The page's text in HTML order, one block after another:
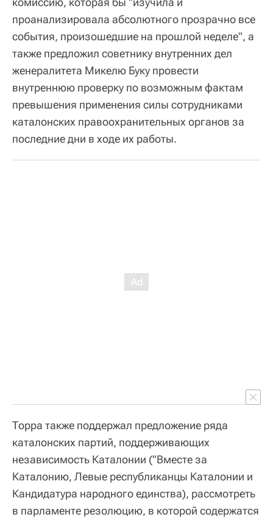
проанализировала абсолютного прозрачно все
события, произошедшие на прошлой неделе", а
также предложил советнику внутренних дел
женералитета Микелю Буку провести
внутреннюю проверку по возможным фактам
превышения применения силы сотрудниками
каталонских правоохранительных органов за
последние дни в ходе их работы.
Торра также поддержал предложение ряда
каталонских партий, поддерживающих
независимость Каталонии ("Вместе за
Каталонию, Левые республиканцы Каталонии и
Кандидатура народного единства), рассмотреть
в парламенте резолюцию, в которой содержатся